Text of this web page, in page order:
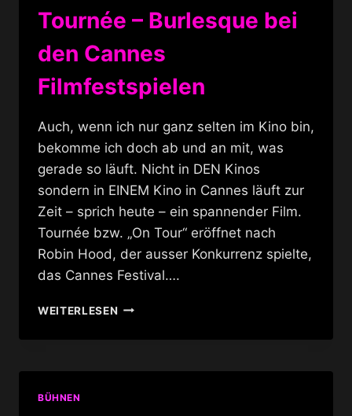
Tournée – Burlesque bei
den Cannes
Filmfestspielen
Auch, wenn ich nur ganz selten im Kino bin,
bekomme ich doch ab und an mit, was
gerade so läuft. Nicht in DEN Kinos
sondern in EINEM Kino in Cannes läuft zur
Zeit – sprich heute – ein spannender Film.
Tournée bzw. „On Tour“ eröffnet nach
Robin Hood, der ausser Konkurrenz spielte,
das Cannes Festival….
WEITERLESENTOURNÉE
BURLESQUE
DEN
BÜHNEN